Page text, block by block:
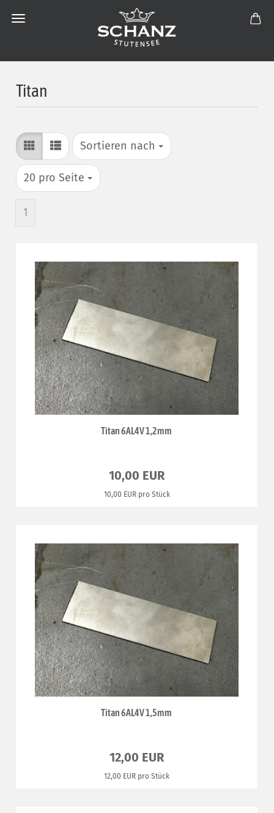
Titan
Sortieren nach
Sortieren nach
20 pro Seite
pro Seite
1
Titan 6AL4V 1,2mm
10,00 EUR
10,00 EUR pro Stück
Titan 6AL4V 1,5mm
12,00 EUR
12,00 EUR pro Stück